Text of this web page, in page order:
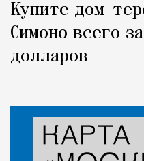
Купите дом-
Симоно всего
долларов